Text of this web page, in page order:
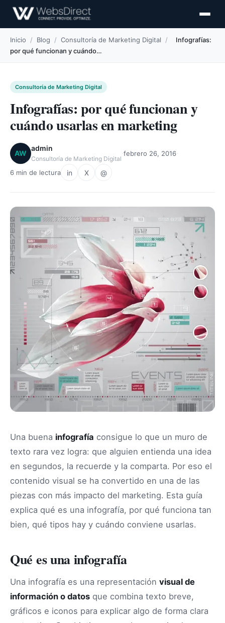
Inicio / Blog / Consultoría de Marketing Digital /
Infografías:
por qué funcionan y cuándo…
Consultoría de Marketing Digital
Infografías: por qué funcionan y
cuándo usarlas en marketing
AW
admin
Consultoría de Marketing Digital
febrero 26, 2016
6 min de lectura in X @
Una buena infografía consigue lo que un muro de
texto rara vez logra: que alguien entienda una idea
en segundos, la recuerde y la comparta. Por eso el
contenido visual se ha convertido en una de las
piezas con más impacto del marketing. Esta guía
explica qué es una infografía, por qué funciona tan
bien, qué tipos hay y cuándo conviene usarlas.
Qué es una infografía
Una infografía es una representación visual de
información o datos que combina texto breve,
gráficos e iconos para explicar algo de forma clara